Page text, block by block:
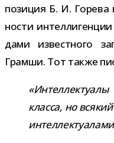
пози­ция Б. И. Горева
но­сти
дами извест­ного
Грамши. Тот также
класса, но